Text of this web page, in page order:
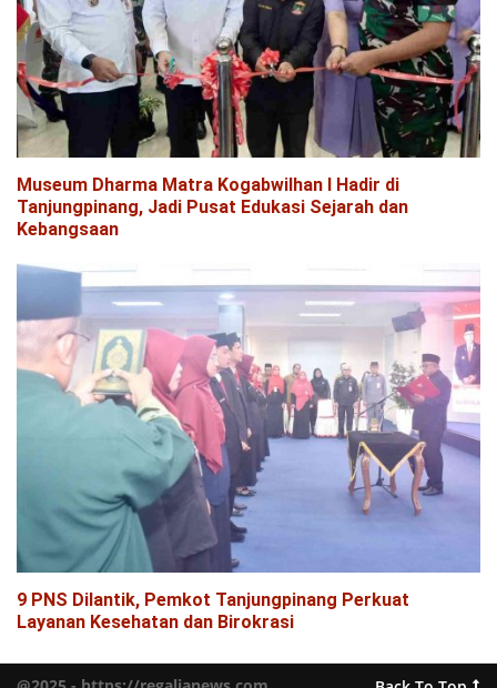
Museum Dharma Matra Kogabwilhan I Hadir di
Tanjungpinang, Jadi Pusat Edukasi Sejarah dan
Kebangsaan
9 PNS Dilantik, Pemkot Tanjungpinang Perkuat
Layanan Kesehatan dan Birokrasi